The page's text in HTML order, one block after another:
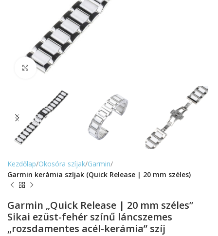
Nagyítás
Kezdőlap Okosóra szíjak Garmin
Garmin kerámia szíjak (Quick Release | 20 mm széles)
Garmin „Quick Release | 20 mm széles”
Sikai ezüst-fehér színű láncszemes
„rozsdamentes acél-kerámia” szíj